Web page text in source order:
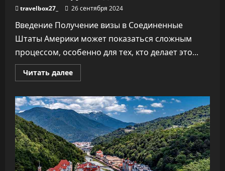
travelbox27_ 26 сентября 2024
Введение Получение визы в Соединенные
Штаты Америки может показаться сложным
процессом, особенно для тех, кто делает это...
Читать далееПрочитать
больше
на
визу
в
Посольство
США:
Пошаговое
руководство